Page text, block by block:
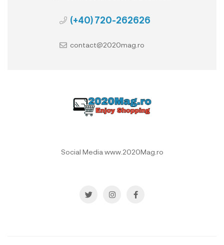
(+40) 720-262626
contact@2020mag.ro
Social Media www.2020Mag.ro